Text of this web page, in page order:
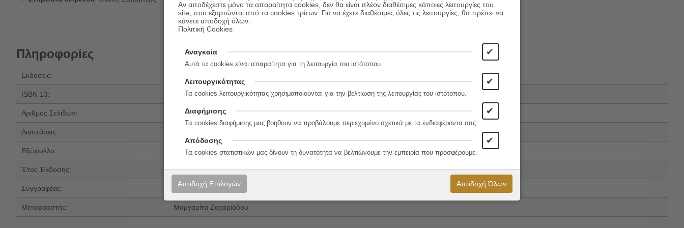
Πληροφορίες
Εκδόσεις:
ISBN 13: 978-618-5598-54-9
Αριθμός Σελίδων: 128
Διαστάσεις:
Εξώφυλλο: Μαλακό εξώφυλλο
Έτος Έκδοσης: 2026
Συγγραφέας: Thomas Mann
Μεταφραστής: Μαργαρίτα Ζαχαριάδου
Αν αποδέχεστε μόνο τα απαραίτητα cookies, δεν θα είναι πλέον διαθέσιμες κάποιες λειτουργίες του
site, που εξαρτώνται από τα cookies τρίτων. Για να έχετε διαθέσιμες όλες τις λειτουργίες, θα πρέπει να
κάνετε αποδοχή όλων.
Πολιτική Cookies
Αναγκαία ✔
Αυτά τα cookies είναι απαραίτητα για τη λειτουργία του ιστότοπου.
Λειτουργικότητας ✔
Τα cookies λειτουργικότητας χρησιμοποιούνται για την βελτίωση της λειτουργίας του ιστότοπου.
Διαφήμισης ✔
Τα cookies διαφήμισης μας βοηθουν να προβάλουμε περιεχομένο σχετικά με τα ενδιαφέροντα σας.
Απόδοσης ✔
Τα cookies στατιστικών μας δίνουν τη δυνατότητα να βελτιώνουμε την εμπειρία που προσφέρουμε.
Αποδοχή Επιλογών Αποδοχή Όλων